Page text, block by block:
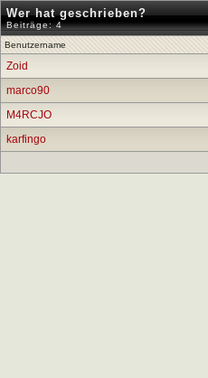
Wer hat geschrieben?
Beiträge: 4
Benutzername
Zoid
marco90
M4RCJO
karfingo